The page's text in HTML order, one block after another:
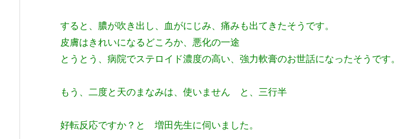
すると、膿が吹き出し、血がにじみ、痛みも出てきたそうです。
皮膚はきれいになるどころか、悪化の一途
とうとう、病院でステロイド濃度の高い、強力軟膏のお世話になったそうです。
もう、二度と天のまなみは、使いません と、三行半
好転反応ですか？と 増田先生に伺いました。